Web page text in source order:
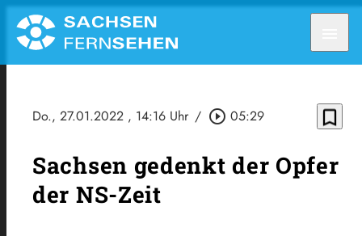
Do., 27.01.2022 , 14:16 Uhr / play_circle_outline 05:29 bookmark_border
Sachsen gedenkt der Opfer
der NS-Zeit